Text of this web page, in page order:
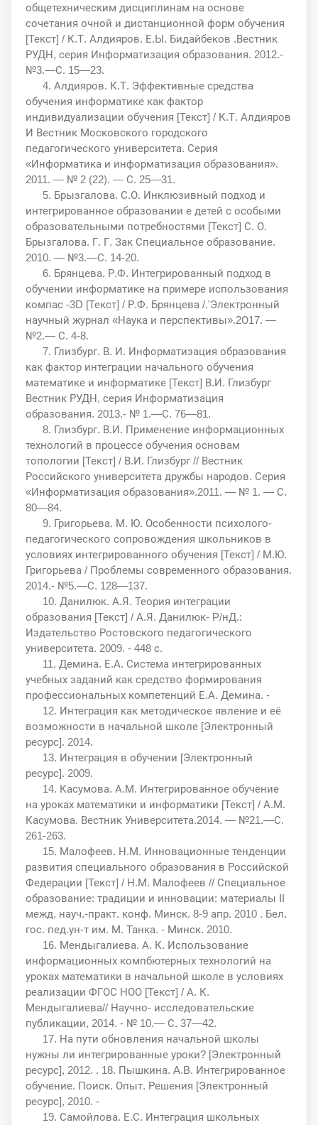
общетехническим дисциплинам на основе
сочетания очной и дистанционной форм обучения
[Текст] / К.Т. Алдияров. Е.Ы. Бидайбеков .Вестник
РУДН, серия Информатизация образования. 2012.-
№3.—С. 15—23.
4. Алдияров. К.Т. Эффективные средства
обучения информатике как фактор
индивидуализации обучения [Текст] / К.Т. Алдияров
И Вестник Московского городского
педагогического университета. Серия
«Информатика и информатизация образования».
2011. — № 2 (22). — С. 25—31.
5. Брызгалова. С.О. Инклюзивный подход и
интегрированное образовании е детей с особыми
образовательными потребностями [Текст] С. О.
Брызгалова. Г. Г. Зак Специальное образование.
2010. — №3.—С. 14-20.
6. Брянцева. Р.Ф. Интегрированный подход в
обучении информатике на примере использования
компас -3D [Текст] / Р.Ф. Брянцева /.'Электронный
научный журнал «Наука и перспективы».2О17. —
№2.— С. 4-8.
7. Глизбург. В. И. Информатизация образования
как фактор интеграции начального обучения
математике и информатике [Текст] В.И. Глизбург
Вестник РУДН, серия Информатизация
образования. 2013.- № 1.—С. 76—81.
8. Глизбург. В.И. Применение информационных
технологий в процессе обучения основам
топологии [Текст] / В.И. Глизбург // Вестник
Российского университета дружбы народов. Серия
«Информатизация образования».2011. — № 1. — С.
80—84.
9. Григорьева. М. Ю. Особенности психолого-
педагогического сопровождения школьников в
условиях интегрированного обучения [Текст] / М.Ю.
Григорьева / Проблемы современного образования.
2014.- №5.—С. 128—137.
10. Данилюк. А.Я. Теория интеграции
образования [Текст] / А.Я. Данилюк- P/нД.:
Издательство Ростовского педагогического
университета. 2009. - 448 с.
11. Демина. Е.А. Система интегрированных
учебных заданий как средство формирования
профессиональных компетенций Е.А. Демина. -
12. Интеграция как методическое явление и её
возможности в начальной школе [Электронный
ресурс]. 2014.
13. Интеграция в обучении [Электронный
ресурс]. 2009.
14. Касумова. А.М. Интегрированное обучение
на уроках математики и информатики [Текст] / А.М.
Касумова. Вестник Университета.2014. — №21.—С.
261-263.
15. Малофеев. Н.М. Инновационные тенденции
развития специального образования в Российской
Федерации [Текст] / Н.М. Малофеев // Специальное
образование: традиции и инновации: материалы II
межд. науч.-практ. конф. Минск. 8-9 апр. 2010 . Бел.
гос. пед.ун-т им. М. Танка. - Минск. 2010.
16. Мендыгалиева. А. К. Использование
информационных компбютерных технологий на
уроках математики в начальной школе в условиях
реализации ФГОС НОО [Текст] / А. К.
Мендыгалиева// Научно- исследовательские
публикации, 2014. - № 10.— С. 37—42.
17. На пути обновления начальной школы
нужны ли интегрированные уроки? [Электронный
ресурс], 2012. . 18. Пышкина. A.B. Интегрированное
обучение. Поиск. Опыт. Решения [Электронный
ресурс], 2010. -
19. Самойлова. Е.С. Интеграция школьных